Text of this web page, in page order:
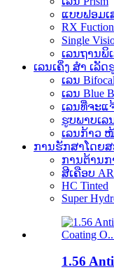
ແບບຟອມ
RX Fuction
Single
ເລນຖານພິ
ເລນເຄິ່ງ ສຳ ເລັດ
ເລນ Bifocal
ເລນ Blue
ເລນທີ່ຈະແ
ຮູບພາບເລ
ເລນກ້າວ
ການຮັກສາໂດຍສ
ການຕ້ານ
ສີເຄືອບ AR
HC Tinted
Super
1.56